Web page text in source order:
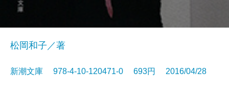
松岡和子／著
新潮文庫 978-4-10-120471-0 693円 2016/04/28